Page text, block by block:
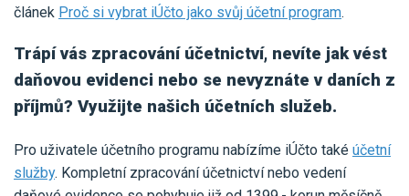
článek Proč si vybrat iÚčto jako svůj účetní program.
Trápí vás zpracování účetnictví, nevíte jak vést
daňovou evidenci nebo se nevyznáte v daních z
příjmů? Využijte našich účetních služeb.
Pro uživatele účetního programu nabízíme iÚčto také účetní
služby. Kompletní zpracování účetnictví nebo vedení